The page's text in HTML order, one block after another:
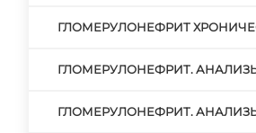
ГЛОМЕРУЛОНЕФРИТ
ГЛОМЕРУЛОНЕФРИТ.
ГЛОМЕРУЛОНЕФРИТ.